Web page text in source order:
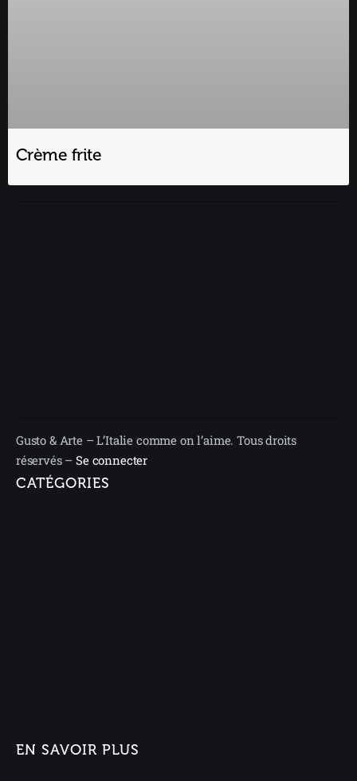
Crème frite
Gusto & Arte – L’Italie comme on l’aime. Tous droits
réservés –Se connecter
CATÉGORIES
EN SAVOIR PLUS